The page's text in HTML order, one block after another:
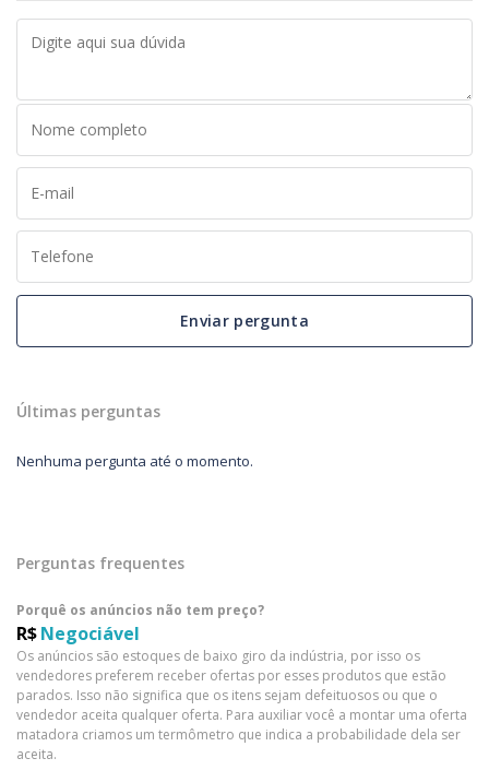
Enviar pergunta
Últimas perguntas
Nenhuma pergunta até o momento.
Perguntas frequentes
Porquê os anúncios não tem preço?
R$Negociável
Os anúncios são estoques de baixo giro da indústria, por isso os
vendedores preferem receber ofertas por esses produtos que estão
parados. Isso não significa que os itens sejam defeituosos ou que o
vendedor aceita qualquer oferta. Para auxiliar você a montar uma oferta
matadora criamos um termômetro que indica a probabilidade dela ser
aceita.